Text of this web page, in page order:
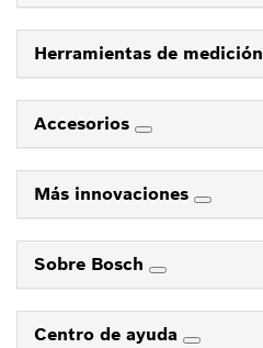
Herramientas de medición
Accesorios
Más innovaciones
Sobre Bosch
Centro de ayuda